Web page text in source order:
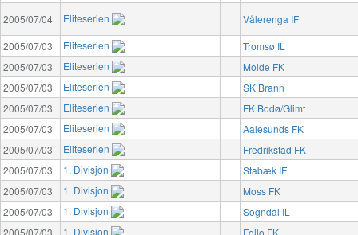
2005/07/04
Eliteserien
Vålerenga IF
2005/07/03
Eliteserien
Tromsø IL
2005/07/03
Eliteserien
Molde FK
2005/07/03
Eliteserien
SK Brann
2005/07/03
Eliteserien
FK Bodø/Glimt
2005/07/03
Eliteserien
Aalesunds FK
2005/07/03
Eliteserien
Fredrikstad FK
2005/07/03
1. Divisjon
Stabæk IF
2005/07/03
1. Divisjon
Moss FK
2005/07/03
1. Divisjon
Sogndal IL
2005/07/03
1. Divisjon
Follo FK